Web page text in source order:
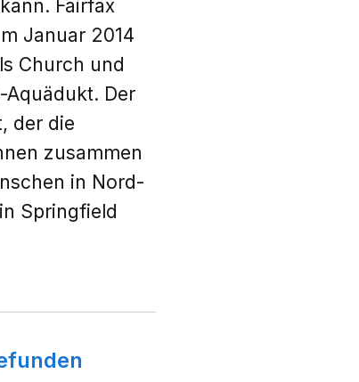
Fairfax
Januar 2014
Church und
Aquädukt. Der
der die
zusammen
in Nord-
Springfield